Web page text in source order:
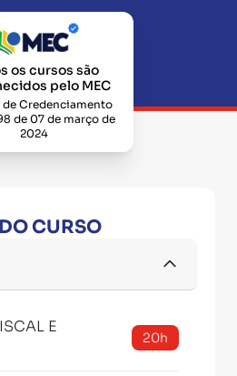
os cursos são
pelo MEC
de Credenciamento
de 07 de março de
2024
CURSO
E
20h